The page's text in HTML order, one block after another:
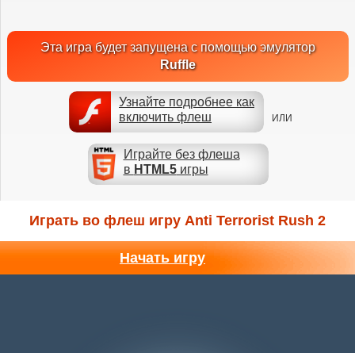
Эта игра будет запущена с помощью эмулятор
Ruffle
Узнайте подробнее как
включить флеш
ИЛИ
Играйте без флеша
в HTML5игры
Играть во флеш игру Anti Terrorist Rush 2
Начать игру